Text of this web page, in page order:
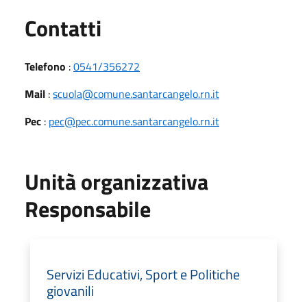
Contatti
Telefono :0541/356272
Mail :scuola@comune.santarcangelo.rn.it
Pec : pec@pec.comune.santarcangelo.rn.it
Unità organizzativa
Responsabile
Servizi Educativi, Sport e Politiche
giovanili